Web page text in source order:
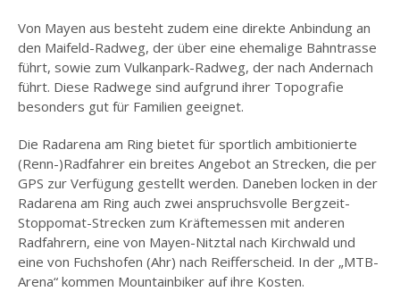
Von Mayen aus besteht zudem eine direkte Anbindung an
den Maifeld-Radweg, der über eine ehemalige Bahntrasse
führt, sowie zum Vulkanpark-Radweg, der nach Andernach
führt. Diese Radwege sind aufgrund ihrer Topografie
besonders gut für Familien geeignet.
Die Radarena am Ring bietet für sportlich ambitionierte
(Renn-)Radfahrer ein breites Angebot an Strecken, die per
GPS zur Verfügung gestellt werden. Daneben locken in der
Radarena am Ring auch zwei anspruchsvolle Bergzeit-
Stoppomat-Strecken zum Kräftemessen mit anderen
Radfahrern, eine von Mayen-Nitztal nach Kirchwald und
eine von Fuchshofen (Ahr) nach Reifferscheid. In der „MTB-
Arena“ kommen Mountainbiker auf ihre Kosten.